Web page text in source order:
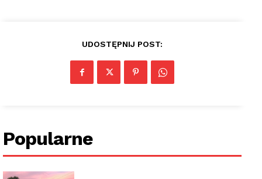
UDOSTĘPNIJ POST:
Popularne